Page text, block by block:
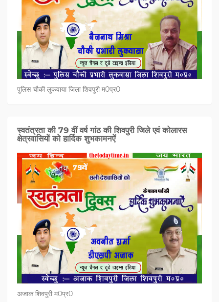
पुलिस चौकी लुकवाया जिला शिवपुरी म0प्र0
स्वतंत्रता की 79 वीं वर्ष गांठ की शिवपुरी जिले एवं कोलारस
क्षेत्रवासियों को हार्दिक शुभकामनऐं
अजाक शिवपुरी म0प्र0